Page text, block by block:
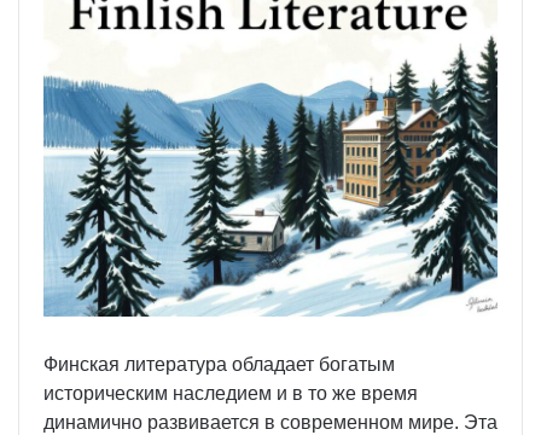
Финская литература обладает богатым
историческим наследием и в то же время
динамично развивается в современном мире. Эта